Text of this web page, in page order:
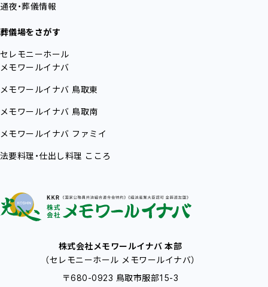
通夜・葬儀情報
葬儀場をさがす
セレモニーホール
メモワールイナバ
メモワールイナバ 鳥取東
メモワールイナバ 鳥取南
メモワールイナバ ファミイ
法要料理・仕出し料理 こころ
株式会社メモワールイナバ 本部
（セレモニーホール メモワールイナバ）
〒680-0923 鳥取市服部15-3